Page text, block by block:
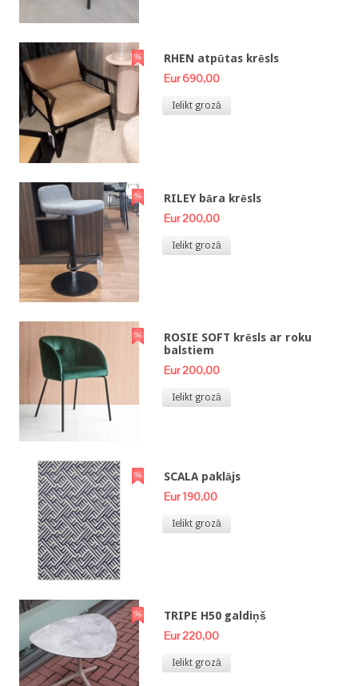
RHEN atpūtas krēsls
Eur 690,00
Ielikt grozā
RILEY bāra krēsls
Eur 200,00
Ielikt grozā
ROSIE SOFT krēsls ar roku
balstiem
Eur 200,00
Ielikt grozā
SCALA paklājs
Eur 190,00
Ielikt grozā
TRIPE H50 galdiņš
Eur 220,00
Ielikt grozā